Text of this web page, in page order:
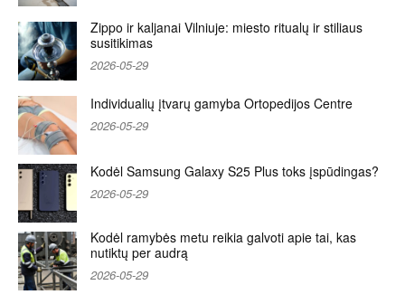
Zippo ir kaljanai Vilniuje: miesto ritualų ir stiliaus
susitikimas
2026-05-29
Individualių įtvarų gamyba Ortopedijos Centre
2026-05-29
Kodėl Samsung Galaxy S25 Plus toks įspūdingas?
2026-05-29
Kodėl ramybės metu reikia galvoti apie tai, kas
nutiktų per audrą
2026-05-29